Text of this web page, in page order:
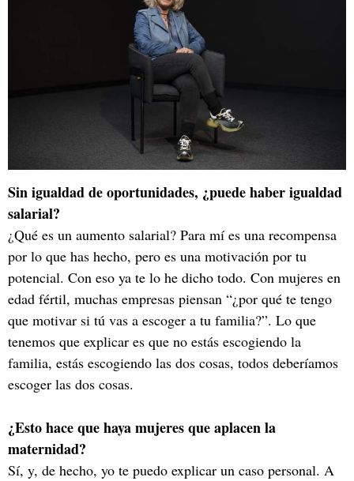
Sin igualdad de oportunidades, ¿puede haber igualdad
salarial?
¿Qué es un aumento salarial? Para mí es una recompensa
por lo que has hecho, pero es una motivación por tu
potencial. Con eso ya te lo he dicho todo. Con mujeres en
edad fértil, muchas empresas piensan “¿por qué te tengo
que motivar si tú vas a escoger a tu familia?”. Lo que
tenemos que explicar es que no estás escogiendo la
familia, estás escogiendo las dos cosas, todos deberíamos
escoger las dos cosas.
¿Esto hace que haya mujeres que aplacen la
maternidad?
Sí, y, de hecho, yo te puedo explicar un caso personal. A